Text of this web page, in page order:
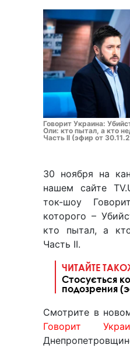
Говорит Украина:
Оли: кто пытал, а кто
Часть II (эфир от
30 ноября на
нашем сайте
ток-шоу
которого –
кто пытал, а
Часть II.
ЧИТАЙТЕ
Стосується
подозрения
Смотрите в
Говорит